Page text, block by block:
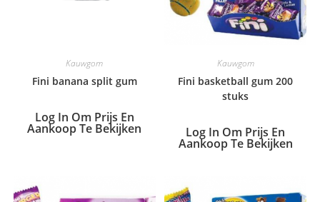
Kauwgom
Fini banana split gum
Log In Om Prijs En
Aankoop Te Bekijken
Kauwgom
Fini basketball gum 200
stuks
Log In Om Prijs En
Aankoop Te Bekijken